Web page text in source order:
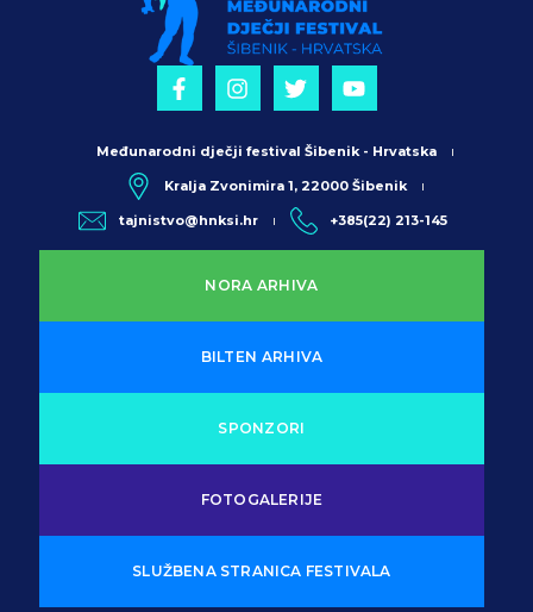
NORA ARHIVA
BILTEN ARHIVA
SPONZORI
FOTOGALERIJE
SLUŽBENA STRANICA FESTIVALA
Međunarodni dječji festival Šibenik - Hrvatska
Kralja Zvonimira 1, 22000 Šibenik
tajnistvo@hnksi.hr +385(22) 213-145